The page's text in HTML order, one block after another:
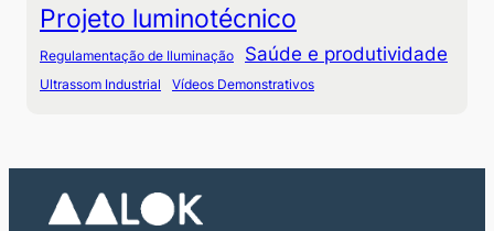
Projeto luminotécnico
Regulamentação de Iluminação Saúde e produtividade
Ultrassom Industrial Vídeos Demonstrativos